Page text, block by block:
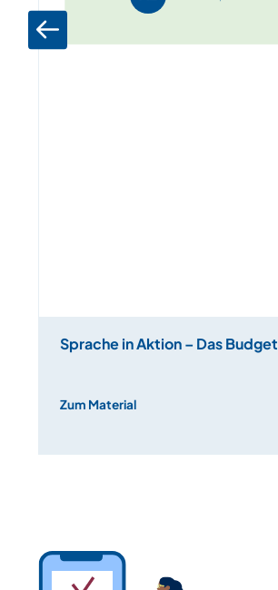
Sprache in Aktion – Das Budget
Zum Material